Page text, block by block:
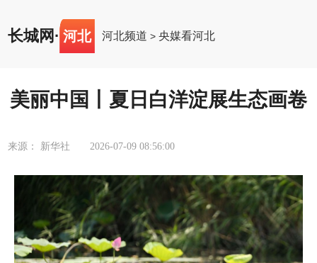
长城网 · 河北 河北频道 >央媒看河北
美丽中国丨夏日白洋淀展生态画卷
来源： 新华社 2026-07-09 08:56:00